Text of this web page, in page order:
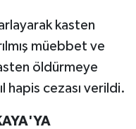
kasten
müebbet ve
öldürmeye
hapis cezası verildi.